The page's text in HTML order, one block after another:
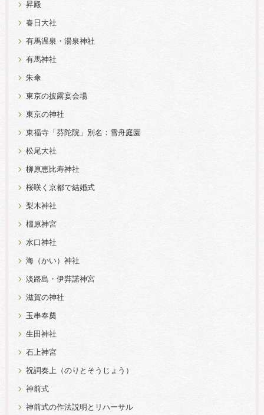
昇殿
春日大社
有馬温泉・湯泉神社
有馬神社
朱傘
東京の披露宴会場
東京の神社
東福寺「芬陀院」別名：雪舟庭園
松尾大社
柳原恵比寿神社
桜咲く京都で結婚式
梨木神社
橿原神宮
水口神社
海（かい）神社
淡路島・伊弉諾神宮
滋賀の神社
玉串奉奠
生田神社
石上神宮
祝詞奏上（のりとそうじょう）
神前式
神前式の作法説明とリハーサル